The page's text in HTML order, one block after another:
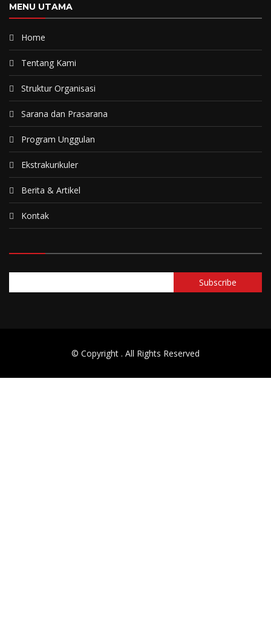
MENU UTAMA
Home
Tentang Kami
Struktur Organisasi
Sarana dan Prasarana
Program Unggulan
Ekstrakurikuler
Berita & Artikel
Kontak
© Copyright . All Rights Reserved